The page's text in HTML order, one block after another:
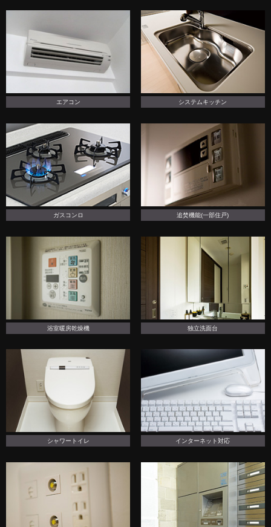
エアコン システムキッチン
ガスコンロ 追焚機能(一部住戸)
浴室暖房乾燥機 独立洗面台
シャワートイレ インターネット対応